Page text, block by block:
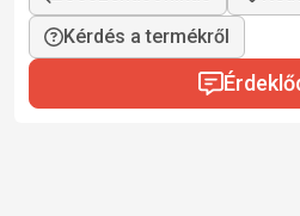
Kérdés a termékről